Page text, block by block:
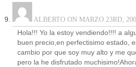
ALBERTO ON MARZO 23RD,
Hola!!! Yo la estoy vendiendo!!!! a
buen precio,en perfectisimo estado,
cambio por que soy muy alto y me
pero la he disfrutado